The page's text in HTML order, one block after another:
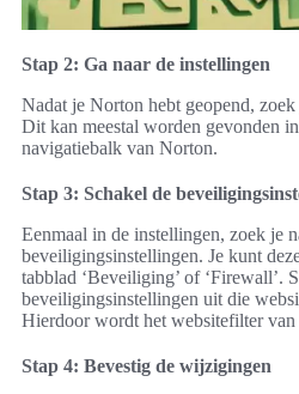
Stap 2: Ga naar de instellingen
Nadat je Norton hebt geopend,
Dit kan meestal worden gevonden
navigatiebalk van Norton.
Stap 3: Schakel de
Eenmaal in de instellingen, zoek je
beveiligingsinstellingen. Je kunt
tabblad ‘Beveiliging’ of ‘Firewall’.
beveiligingsinstellingen uit die
Hierdoor wordt het websitefilter
Stap 4: Bevestig de wijzigingen